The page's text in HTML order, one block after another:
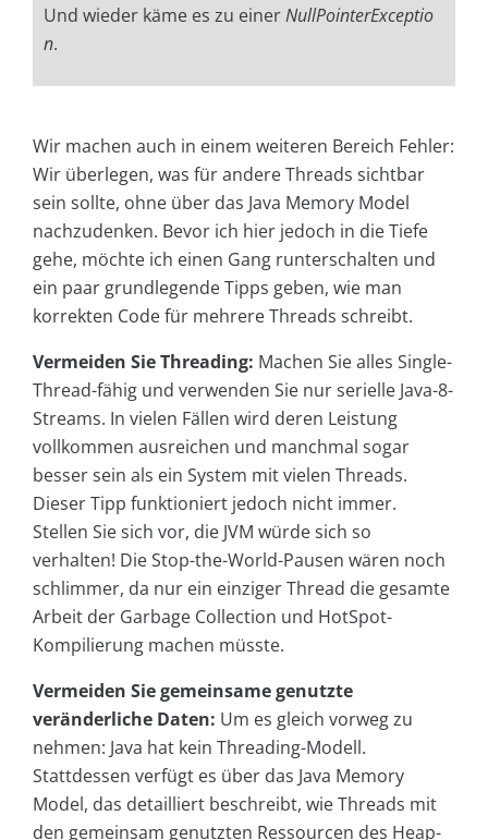
Und wieder käme es zu einerNullPointerExceptio
n.
Wir machen auch in einem weiteren Bereich Fehler:
Wir überlegen, was für andere Threads sichtbar
sein sollte, ohne über das Java Memory Model
nachzudenken. Bevor ich hier jedoch in die Tiefe
gehe, möchte ich einen Gang runterschalten und
ein paar grundlegende Tipps geben, wie man
korrekten Code für mehrere Threads schreibt.
Vermeiden Sie Threading: Machen Sie alles Single-
Thread-fähig und verwenden Sie nur serielle Java-8-
Streams. In vielen Fällen wird deren Leistung
vollkommen ausreichen und manchmal sogar
besser sein als ein System mit vielen Threads.
Dieser Tipp funktioniert jedoch nicht immer.
Stellen Sie sich vor, die JVM würde sich so
verhalten! Die Stop-the-World-Pausen wären noch
schlimmer, da nur ein einziger Thread die gesamte
Arbeit der Garbage Collection und HotSpot-
Kompilierung machen müsste.
Vermeiden Sie gemeinsame genutzte
veränderliche Daten: Um es gleich vorweg zu
nehmen: Java hat kein Threading-Modell.
Stattdessen verfügt es über das Java Memory
Model, das detailliert beschreibt, wie Threads mit
den gemeinsam genutzten Ressourcen des Heap-